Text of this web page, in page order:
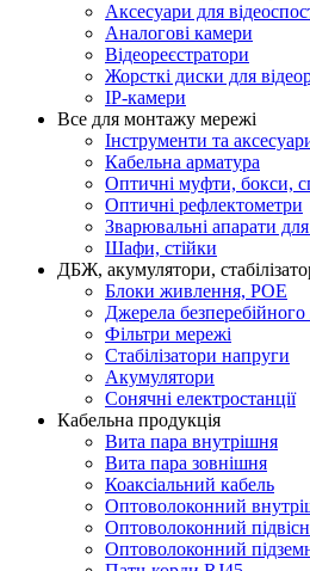
Аксесуари для
Аналогові камери
Відеореєстратори
Жорсткі диски для
ІР-камери
Все для монтажу мережі
Інструменти та
Кабельна арматура
Оптичні муфти, бокси,
Оптичні рефлектометри
Зварювальні апарати
Шафи, стійки
ДБЖ, акумулятори,
Блоки живлення, POE
Джерела
Фільтри мережі
Стабілізатори напруги
Акумулятори
Cонячні електростанції
Кабельна продукція
Вита пара внутрішня
Вита пара зовнішня
Коаксіальний кабель
Оптоволоконний
Оптоволоконний
Оптоволоконний